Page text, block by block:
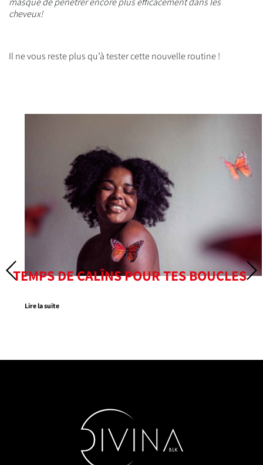
cheveux!
Il ne vous reste plus qu’à tester cette nouvelle routine !
TEMPS DE CALÎNS POUR TES BOUCLES
Lire la suite